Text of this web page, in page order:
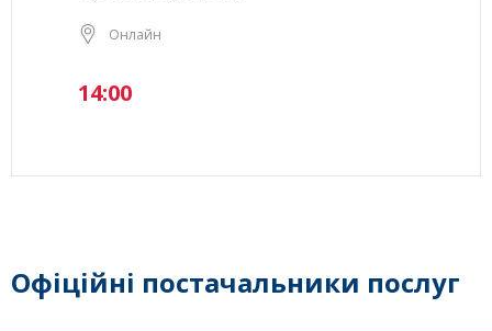
Онлайн
14:00
Офіційні постачальники послуг